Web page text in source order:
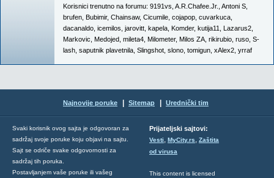
Korisnici trenutno na forumu: 9191vs A.R.Chafee.Jr. Antoni S
brufen Bubimir, Chainsaw, Cicumile cojapop cuvarkuca
dacanaldo icemilos jarovitt kapela Komder, kutija11 Lazarus2
Markovic Medojed mileta4 Milometer, Milos ZA rikirubio ruso S-
lash saputnik plavetnila Slingshot slono tomigun xAlex2 yrraf
Najnovije poruke Sitemap Urednički tim
Svaki korisnik ovog sajta je odgovoran za
sadržaj svoje poruke koju objavi na sajtu.
Sajt se odriče svake odgovornosti za
sadržaj tih poruka.
Postavljanjem vaše poruke ili vašeg
Prijateljski sajtovi:
Vesti, MyCity.rs, Zaštita
od virusa
This content is licensed